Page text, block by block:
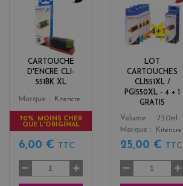
CARTOUCHE
D'ENCRE CLI-
551BK XL
Color
c
k
Marque Kitencre
70% MOINS CHER
QUE L'ORIGINAL
6,00 € TTC
LOT
CARTOUCHES
CLI551XL /
PGI550XL - 4 + 1
GRATIS
Color
b
c
+
Volume
73.0ml
Marque
Kitencre
25,00 € TTC